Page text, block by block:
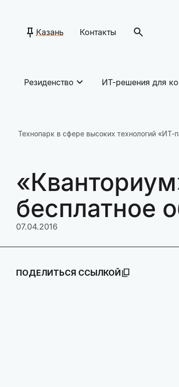
Казань Контакты
Резиденство ИТ-решения для
Технопарк в сфере высоких технологий «ИТ-
бесплатное
07.04.2016
ПОДЕЛИТЬСЯ ССЫЛКОЙ